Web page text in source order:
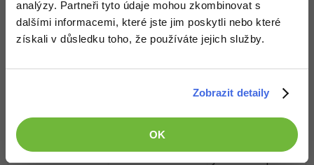
analýzy. Partneři tyto údaje mohou zkombinovat s
dalšími informacemi, které jste jim poskytli nebo které
získali v důsledku toho, že používáte jejich služby.
Zobrazit detaily
OK
survival horroru
prostě nesmí
chybět hudba, to
a úplně
Chození v
takový adrenalin